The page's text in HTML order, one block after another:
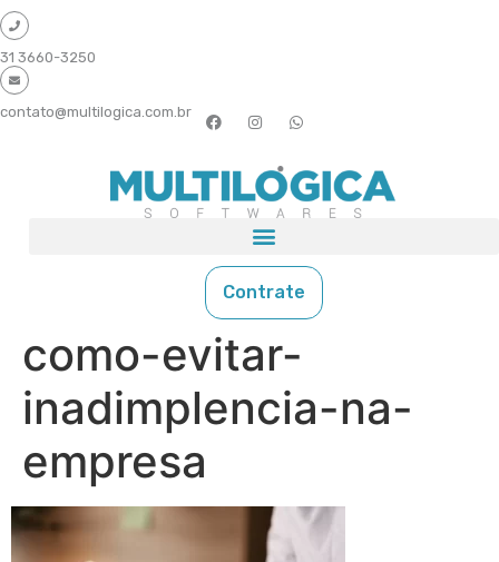
31 3660-3250
contato@multilogica.com.br
Contrate
como-evitar-
inadimplencia-na-
empresa